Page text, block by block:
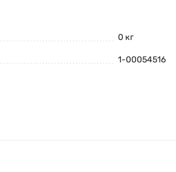
0 кг
1-00054516